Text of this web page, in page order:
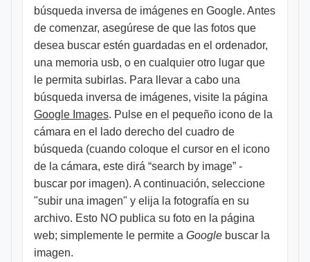
búsqueda inversa de imágenes en Google. Antes
de comenzar, asegúrese de que las fotos que
desea buscar estén guardadas en el ordenador,
una memoria usb, o en cualquier otro lugar que
le permita subirlas. Para llevar a cabo una
búsqueda inversa de imágenes, visite la página
Google Images. Pulse en el pequeño icono de la
cámara en el lado derecho del cuadro de
búsqueda (cuando coloque el cursor en el icono
de la cámara, este dirá “search by image” -
buscar por imagen). A continuación, seleccione
"subir una imagen" y elija la fotografía en su
archivo. Esto NO publica su foto en la página
web; simplemente le permite a Google buscar la
imagen.